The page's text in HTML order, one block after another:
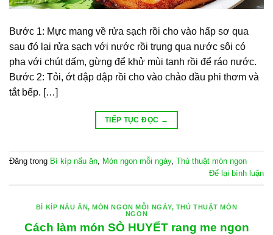
Bước 1: Mực mang về rửa sạch rồi cho vào hấp sơ qua
sau đó lại rửa sạch với nước rồi trụng qua nước sôi có
pha với chút dấm, gừng để khử mùi tanh rồi để ráo nước.
Bước 2: Tỏi, ớt đập dập rồi cho vào chảo dầu phi thơm và
tắt bếp. […]
TIẾP TỤC ĐỌC →
Đăng trong Bí kíp nấu ăn, Món ngon mỗi ngày, Thủ thuật món ngon
Để lại bình luận
BÍ KÍP NẤU ĂN,MÓN NGON MỖI NGÀY, THỦ THUẬT MÓN
NGON
Cách làm món SÒ HUYẾT rang me ngon